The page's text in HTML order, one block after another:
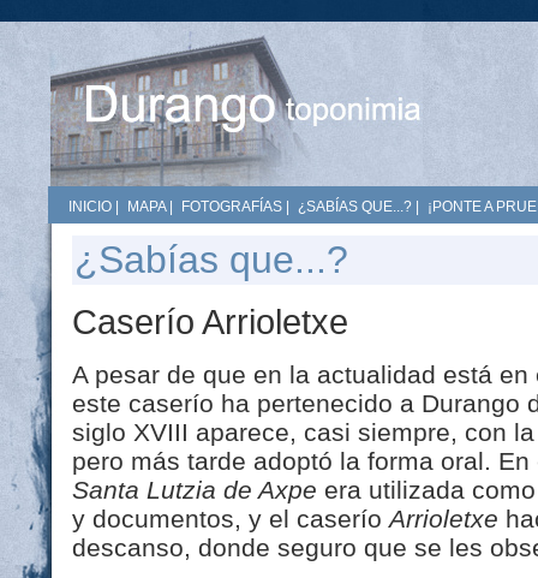
INICIO MAPA| FOTOGRAFÍAS ¿SABÍAS QUE...? ¡PONTE A
¿Sabías que...?
Caserío Arrioletxe
A pesar de que en la actualidad está
este caserío ha pertenecido a Durango
siglo XVIII aparece, casi siempre, con
pero más tarde adoptó la forma oral.
Santa Lutzia de Axpe era utilizada
y documentos, y el caseríoArrioletxe
descanso, donde seguro que se les